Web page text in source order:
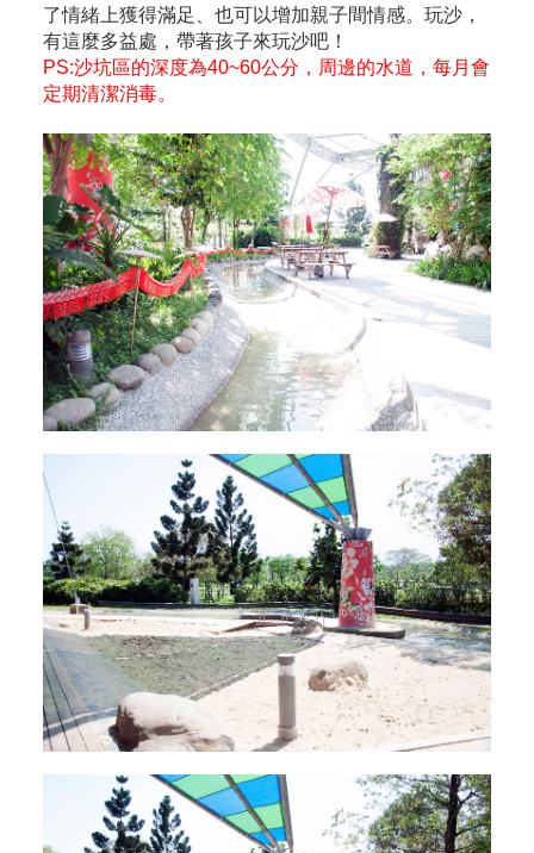
了情緒上獲得滿足、也可以增加親子間情感。玩沙，
有這麼多益處，帶著孩子來玩沙吧！
PS:沙坑區的深度為40~60公分，周邊的水道，每月會
定期清潔消毒。